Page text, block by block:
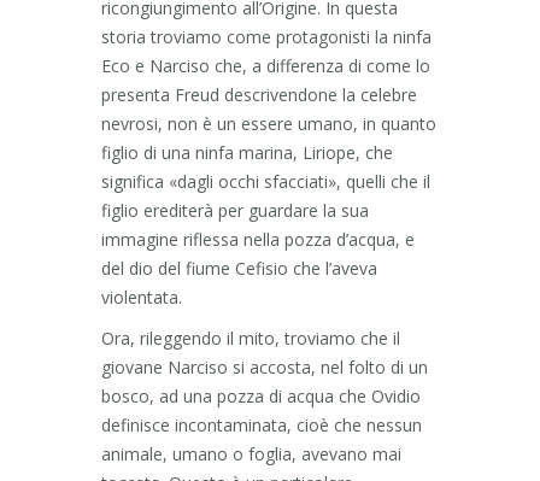
ricongiungimento all’Origine. In questa
storia troviamo come protagonisti la ninfa
Eco e Narciso che, a differenza di come lo
presenta Freud descrivendone la celebre
nevrosi, non è un essere umano, in quanto
figlio di una ninfa marina, Liriope, che
significa «dagli occhi sfacciati», quelli che il
figlio erediterà per guardare la sua
immagine riflessa nella pozza d’acqua, e
del dio del fiume Cefisio che l’aveva
violentata.
Ora, rileggendo il mito, troviamo che il
giovane Narciso si accosta, nel folto di un
bosco, ad una pozza di acqua che Ovidio
definisce incontaminata, cioè che nessun
animale, umano o foglia, avevano mai